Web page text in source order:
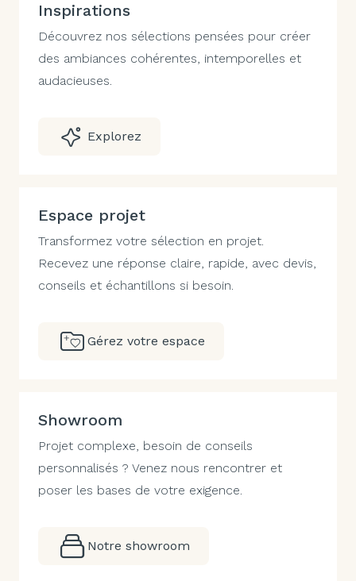
Inspirations
Découvrez nos sélections pensées pour créer
des ambiances cohérentes, intemporelles et
audacieuses.
Explorez
Espace projet
Transformez votre sélection en projet.
Recevez une réponse claire, rapide, avec devis,
conseils et échantillons si besoin.
Gérez votre espace
Showroom
Projet complexe, besoin de conseils
personnalisés ? Venez nous rencontrer et
poser les bases de votre exigence.
Notre showroom